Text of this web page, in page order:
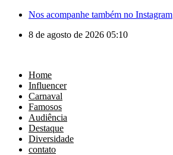
Nos acompanhe também no Instagram
8 de agosto de 2026 05:10
Home
Influencer
Carnaval
Famosos
Audiência
Destaque
Diversidade
contato